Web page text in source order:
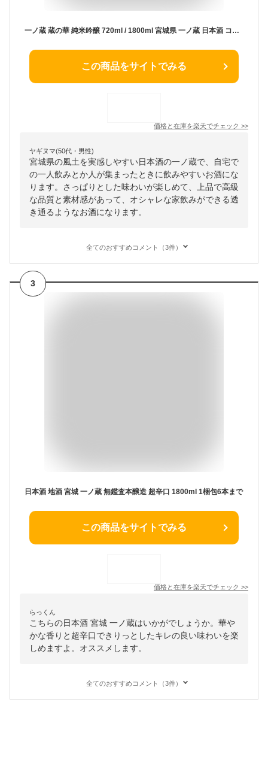
一ノ蔵 蔵の華 純米吟醸 720ml / 1800ml 宮城県 一ノ蔵 日本酒 コンビニ受取対応商品 お酒 ホワイトデー プレゼント
この商品をサイトでみる
価格と在庫を楽天でチェック >>
ヤギヌマ(50代・男性)
宮城県の風土を実感しやすい日本酒の一ノ蔵で、自宅で
の一人飲みとか人が集まったときに飲みやすいお酒にな
ります。さっぱりとした味わいが楽しめて、上品で高級
な品質と素材感があって、オシャレな家飲みができる透
き通るようなお酒になります。
全てのおすすめコメント（3件）
3
日本酒 地酒 宮城 一ノ蔵 無鑑査本醸造 超辛口 1800ml 1梱包6本まで
この商品をサイトでみる
価格と在庫を楽天でチェック >>
らっくん
こちらの日本酒 宮城 一ノ蔵はいかがでしょうか。華や
かな香りと超辛口できりっとしたキレの良い味わいを楽
しめますよ。オススメします。
全てのおすすめコメント（3件）